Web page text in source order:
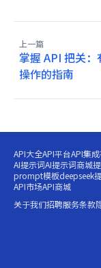
上一篇
掌握 API 把关：
操作的指南
API大全API平台API集
AI提示词AI提示词商城
prompt模板deepseek
API市场API商城
关于我们招聘服务条款